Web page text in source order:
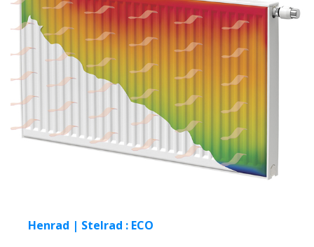
Henrad | Stelrad : ECO